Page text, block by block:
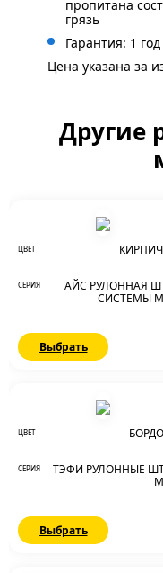
пропитана
грязь
Гарантия: 1
Цена указана за
Другие
ЦВЕТ
СЕРИЯ
АЙС РУЛОННАЯ
СИСТЕМЫ
Выбрать
ЦВЕТ
СЕРИЯ
ТЭФИ РУЛОННЫЕ
Выбрать